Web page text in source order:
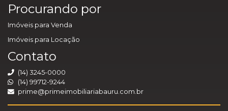
Procurando por
Imóveis para Venda
Imóveis para Locação
Contato
(14) 3245-0000
(14) 99712-9244
prime@primeimobiliariabauru.com.br